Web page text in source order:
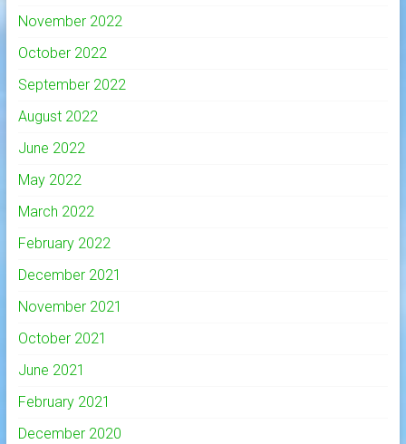
November 2022
October 2022
September 2022
August 2022
June 2022
May 2022
March 2022
February 2022
December 2021
November 2021
October 2021
June 2021
February 2021
December 2020